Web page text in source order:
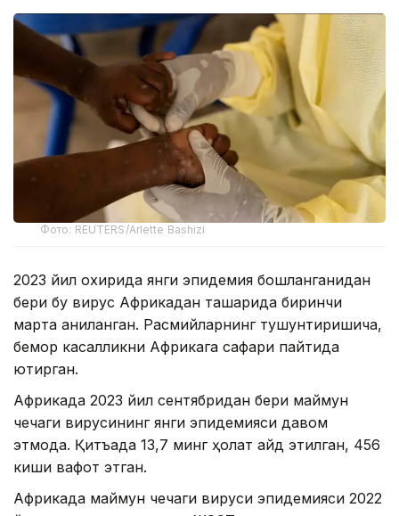
Фото: REUTERS/Arlette Bashizi
2023 йил охирида янги эпидемия бошланганидан
бери бу вирус Африкадан ташқарида биринчи
марта аниқланган. Расмийларнинг тушунтиришича,
бемор касалликни Африкага сафари пайтида
юқтирган.
Африкада 2023 йил сентябридан бери маймун
чечаги вирусининг янги эпидемияси давом
этмоқда. Қитъада 13,7 минг ҳолат қайд этилган, 456
киши вафот этган.
Африкада маймун чечаги вируси эпидемияси 2022